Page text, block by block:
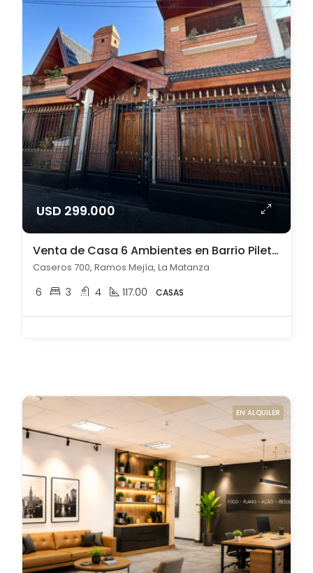
USD 299.000
Venta de Casa 6 Ambientes en Barrio Pileta Ramos Mejía
Caseros 700, Ramos Mejía, La Matanza
6 3 4 117.00 CASAS
EN ALQUILER